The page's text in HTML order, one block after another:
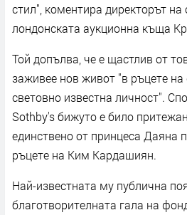
стил", коментира директорът
лондонската аукционна къща
Той допълва, че е щастлив от
заживее нов живот "в ръцете
световно известна личност".
Sothby's бижуто е било
единствено от принцеса Даяна
ръцете на Ким Кардашиян.
Най-известната му публична
благотворителната гала на